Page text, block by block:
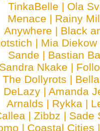
TinkaBelle | Ola
Menace | Rainy
Anywhere | Black
| Mia Diekow
Sande | Bastian
Sandra Nkake |
The Dollyrots |
DeLazy | Amanda
Arnalds | Rykka |
| Zibbz | Sade
| Coastal Cities